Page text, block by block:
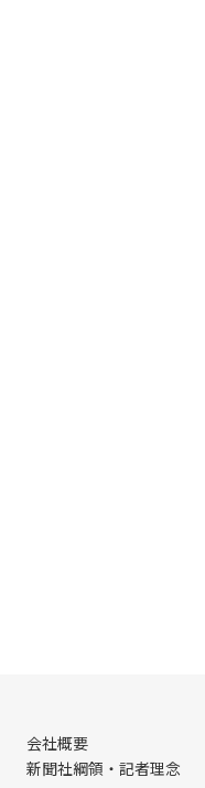
会社概要
新聞社綱領・記者理念